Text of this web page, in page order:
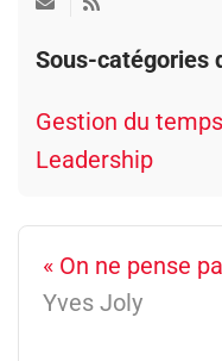
Sous-catégories
Gestion du temps
Leadership
« On ne pense
Yves Joly